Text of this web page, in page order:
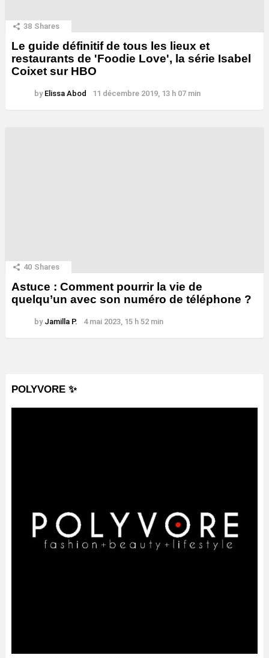
38 Shares
Le guide définitif de tous les lieux et
restaurants de 'Foodie Love', la série Isabel
Coixet sur HBO
by Elissa Abod 11 décembre 2019, 13 h 07 min
40 Shares
Astuce : Comment pourrir la vie de
quelqu’un avec son numéro de téléphone ?
by Jamilla P. 4 mai 2023, 15 h 52 min
POLYVORE ✨